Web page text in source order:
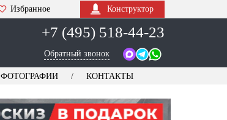
Избранное Конструктор
+7 (495) 518-44-23
Обратный звонок
ФОТОГРАФИИ КОНТАКТЫ